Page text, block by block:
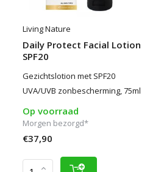
Living Nature
Daily Protect Facial Lotion
SPF20
Gezichtslotion met SPF20
UVA/UVB zonbescherming, 75ml
Op voorraad
Morgen bezorgd*
€37,90